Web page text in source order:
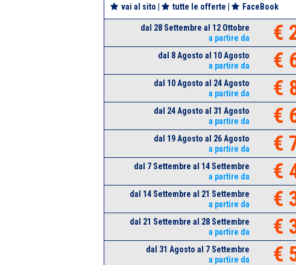
vai al sito tutte le offerte FaceBook
dal 28 Settembre al 12 Ottobre
a partire da
€
dal 8 Agosto al 10 Agosto
a partire da
€
dal 10 Agosto al 24 Agosto
a partire da
€
dal 24 Agosto al 31 Agosto
a partire da
€
dal 19 Agosto al 26 Agosto
a partire da
€
dal 7 Settembre al 14 Settembre
a partire da
€
dal 14 Settembre al 21 Settembre
a partire da
€
dal 21 Settembre al 28 Settembre
a partire da
€
dal 31 Agosto al 7 Settembre
a partire da
€